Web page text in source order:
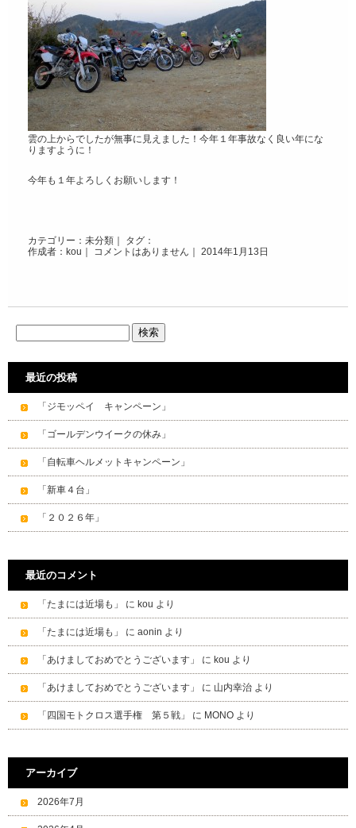
雲の上からでしたが無事に見えました！今年１年事故なく良い年にな
りますように！
今年も１年よろしくお願いします！
カテゴリー： 未分類 ｜ タグ：
作成者：kou｜ コメントはありません ｜ 2014年1月13日
最近の投稿
「ジモッペイ キャンペーン」
「ゴールデンウイークの休み」
「自転車ヘルメットキャンペーン」
「新車４台」
「２０２６年」
最近のコメント
「たまには近場も」 に kou より
「たまには近場も」 に aonin より
「あけましておめでとうございます」 に kou より
「あけましておめでとうございます」 に 山内幸治 より
「四国モトクロス選手権 第５戦」 に MONO より
アーカイブ
2026年7月